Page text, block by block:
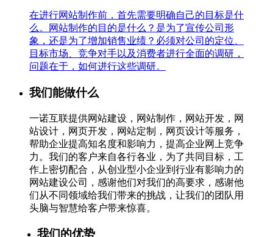
在进行网站制作前，首先需要明确自己的目标是什
么。网站制作的目的是什么？是为了宣传公司形
象，还是为了增加销售业绩？必须对公司的定位、
目标市场、竞争对手以及消费者进行全面的调研，
问题在于，如何进行这些调研。
我们能做什么
一诺互联提供网站建设，网站制作，网站开发，网
站设计，网页开发，网站定制，网页设计等服务，
帮助企业提高知名度和影响力，提高企业网上竞争
力。我们的客户来自各行各业，为了共同目标，工
作上密切配合，从创业型小企业到行业有影响力的
网站建设公司，感谢他们对我们的高要求，感谢他
们从不同领域给我们带来的挑战，让我们的团队用
头脑与智慧给客户带来惊喜。
我们的优势